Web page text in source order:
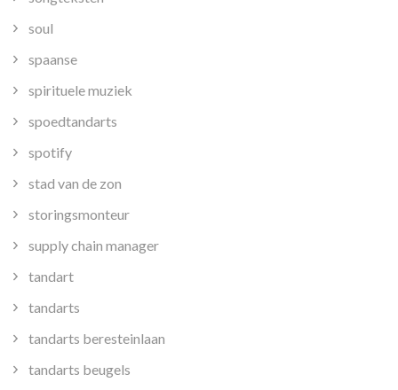
soul
spaanse
spirituele muziek
spoedtandarts
spotify
stad van de zon
storingsmonteur
supply chain manager
tandart
tandarts
tandarts beresteinlaan
tandarts beugels